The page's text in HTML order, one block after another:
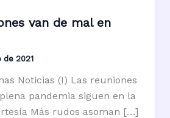
van de mal en
de 2021
Noticias (I) Las reuniones
pandemia siguen en la
Más rudos asoman […]